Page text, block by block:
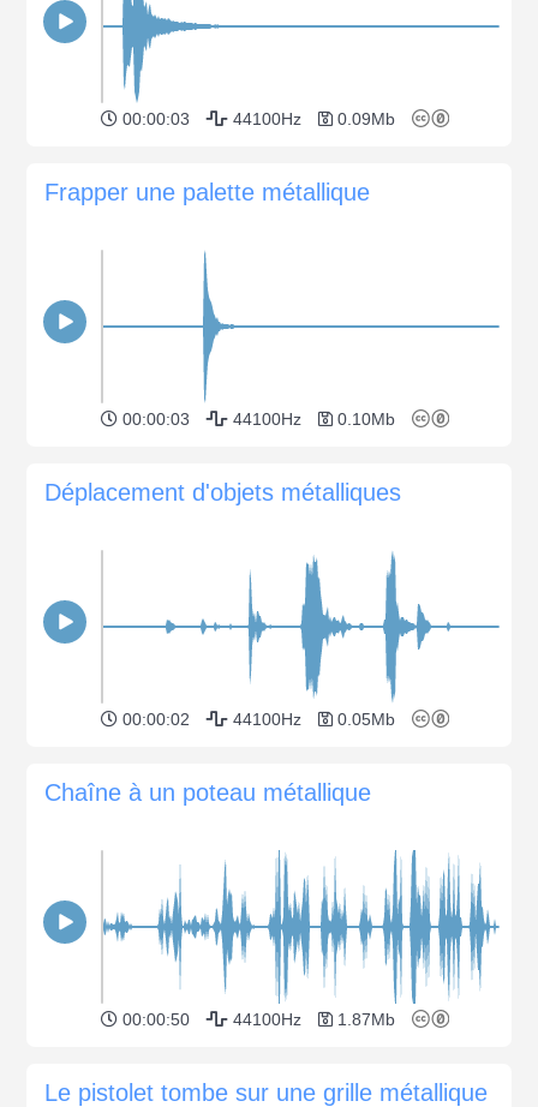
00:00:03 44100Hz 0.09Mb
Frapper une palette métallique
00:00:03 44100Hz 0.10Mb
Déplacement d'objets métalliques
00:00:02 44100Hz 0.05Mb
Chaîne à un poteau métallique
00:00:50 44100Hz 1.87Mb
Le pistolet tombe sur une grille métallique